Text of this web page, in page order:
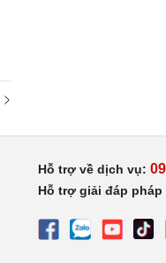
Hỗ trợ về dịch vụ:
Hỗ trợ giải đáp pháp